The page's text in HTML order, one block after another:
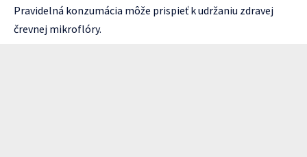
Pravidelná konzumácia môže prispieť k udržaniu zdravej
črevnej mikroflóry.